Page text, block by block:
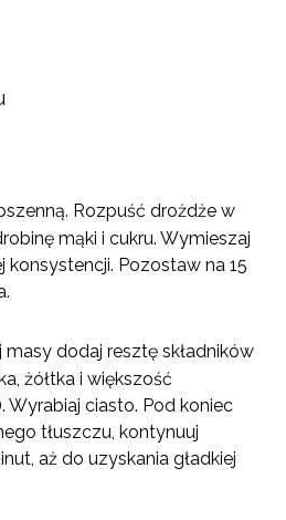
Rozpuść drożdże w
mąki i cukru. Wymieszaj
konsystencji. Pozostaw na 15
masy dodaj resztę składników
żółtka i większość
Wyrabiaj ciasto. Pod koniec
tłuszczu, kontynuuj
aż do uzyskania gładkiej